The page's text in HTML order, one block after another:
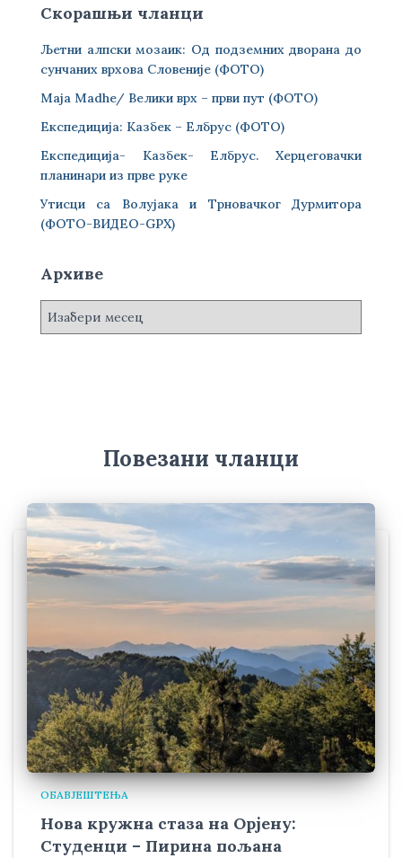
Скорашњи чланци
Љетни алпски мозаик: Од подземних дворана до
сунчаних врхова Словеније (ФОТО)
Maja Madhe/ Велики врх – први пут (ФОТО)
Експедиција: Казбек – Елбрус (ФОТО)
Експедиција- Казбек- Елбрус. Херцеговачки
планинари из прве руке
Утисци са Волујака и Трновачког Дурмитора
(ФОТО-ВИДЕО-GPX)
Архиве
А
Повезани чланци
ОБАВЈЕШТЕЊА
Нова кружна стаза на Орјену:
Студенци – Пирина пољана